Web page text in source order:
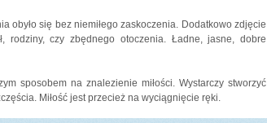
obyło się bez niemiłego zaskoczenia. Dodatkowo zdjęcie
rodziny, czy zbędnego otoczenia. Ładne, jasne, dobre
sposobem na znalezienie miłości. Wystarczy stworzyć
Miłość jest przecież na wyciągnięcie ręki.